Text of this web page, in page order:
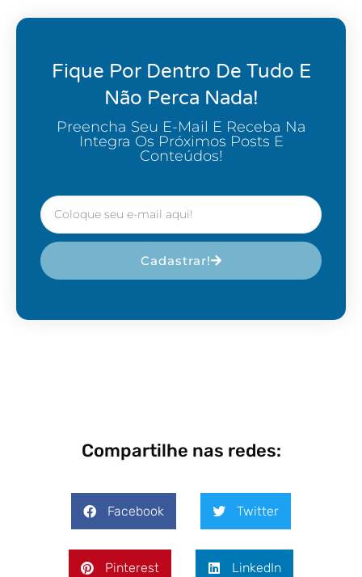
Fique Por Dentro De Tudo E
Não Perca Nada!
Preencha Seu E-Mail E Receba Na
Integra Os Próximos Posts E
Conteúdos!
Cadastrar!
Compartilhe nas redes:
Facebook Twitter
Pinterest LinkedIn